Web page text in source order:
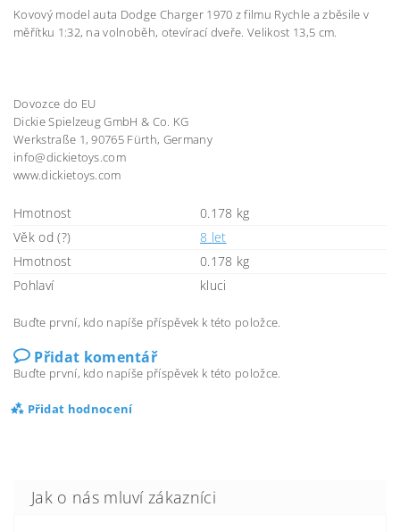
Kovový model auta Dodge Charger 1970 z filmu Rychle a zběsile v
měřítku 1:32, na volnoběh, otevírací dveře. Velikost 13,5 cm.
Dovozce do EU
Dickie Spielzeug GmbH & Co. KG
Werkstraße 1, 90765 Fürth, Germany
info@dickietoys.com
www.dickietoys.com
Hmotnost
0.178 kg
Věk od (?)
8 let
Hmotnost
0.178 kg
Pohlaví
kluci
Buďte první, kdo napíše příspěvek k této položce.
Přidat komentář
Buďte první, kdo napíše příspěvek k této položce.
Přidat hodnocení